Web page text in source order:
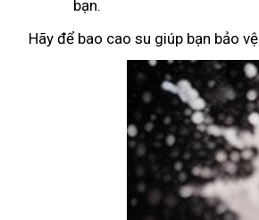
bạn.
Hãy để bao cao su giúp bạn bảo